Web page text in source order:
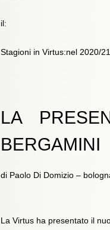
il:
Stagioni in Virtus:nel 2020/
LA
BERGAMINI
di Paolo Di Domizio –
La Virtus ha presentato il